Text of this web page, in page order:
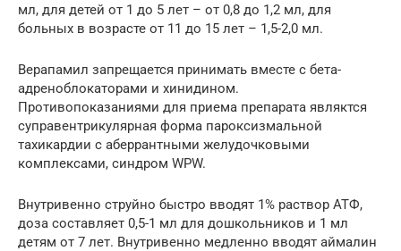
мл, для детей от 1 до 5 лет – от 0,8 до 1,2 мл, для
больных в возрасте от 11 до 15 лет – 1,5-2,0 мл.
Верапамил запрещается принимать вместе с бета-
адреноблокаторами и хинидином.
Противопоказаниями для приема препарата являктся
суправентрикулярная форма пароксизмальной
тахикардии с аберрантными желудочковыми
комплексами, синдром WPW.
Внутривенно струйно быстро вводят 1% раствор АТФ,
доза составляет 0,5-1 мл для дошкольников и 1 мл
детям от 7 лет. Внутривенно медленно вводят аймалин